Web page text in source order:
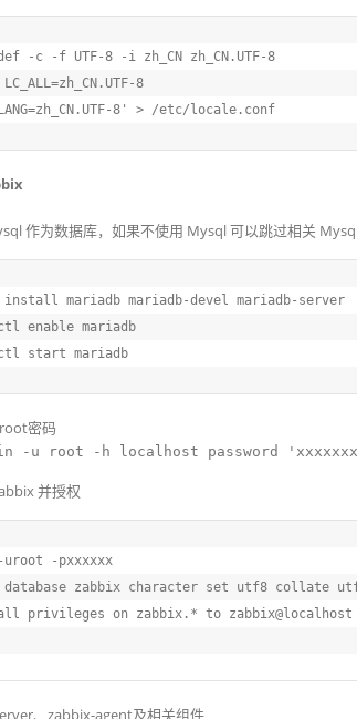
-c -f UTF-8 -i zh_CN zh_CN.UTF-8
LC_ALL=zh_CN.UTF-8
8' > /etc/locale.conf
作为数据库，如果不使用 Mysql 可以跳过相关
install mariadb mariadb-devel mariadb-server
enable mariadb
start mariadb
密码
-u root -h localhost password
并授权
uroot -pxxxxxx
zabbix character set utf8 collate
privileges on zabbix.* to
、zabbix-agent及相关组件